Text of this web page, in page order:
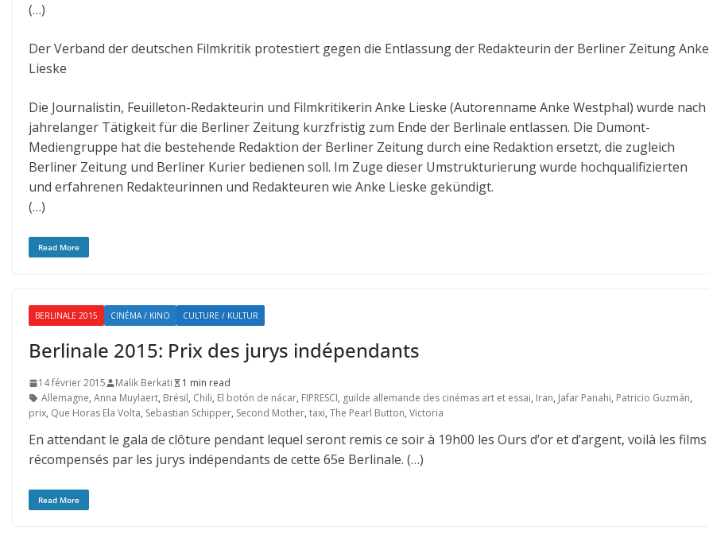
(…)
Der Verband der deutschen Filmkritik protestiert gegen die Entlassung der Redakteurin der Berliner Zeitung Anke
Lieske
Die Journalistin, Feuilleton-Redakteurin und Filmkritikerin Anke Lieske (Autorenname Anke Westphal) wurde nach
jahrelanger Tätigkeit für die Berliner Zeitung kurzfristig zum Ende der Berlinale entlassen. Die Dumont-
Mediengruppe hat die bestehende Redaktion der Berliner Zeitung durch eine Redaktion ersetzt, die zugleich
Berliner Zeitung und Berliner Kurier bedienen soll. Im Zuge dieser Umstrukturierung wurde hochqualifizierten
und erfahrenen Redakteurinnen und Redakteuren wie Anke Lieske gekündigt.
(…)
Read More
BERLINALE 2015 CINÉMA / KINO CULTURE / KULTUR
Berlinale 2015: Prix des jurys indépendants
14 février 2015 Malik Berkati
1 min read
Allemagne, Anna Muylaert, Brésil, Chili, El botón de nácar, FIPRESCI, guilde allemande des cinémas art et essai, Iran, Jafar Panahi, Patricio Guzmán,
prix, Que Horas Ela Volta, Sebastian Schipper, Second Mother, taxi, The Pearl Button, Victoria
En attendant le gala de clôture pendant lequel seront remis ce soir à 19h00 les Ours d’or et d’argent, voilà les films
récompensés par les jurys indépendants de cette 65e Berlinale. (…)
Read More